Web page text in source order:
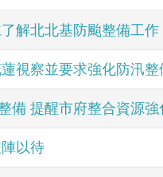
解北北基防颱整備工作
視察並要求強化防汛整
備 提醒市府整合資源
以待